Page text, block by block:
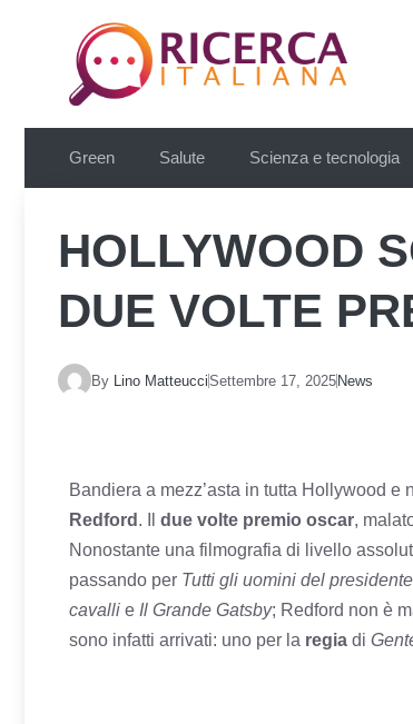
Green Salute Scienza e tecnologia
HOLLYWOOD
DUE VOLTE
By Lino MatteucciSettembre 17, 2025News
Bandiera a mezz’asta in tutta Hollywood e
Redford . Il due volte premio oscar,
Nonostante una filmografia di livello
passando per Tutti gli uomini del presidente
cavalli e Il Grande Gatsby; Redford non è
sono infatti arrivati: uno per la regia di